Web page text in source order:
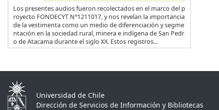
Los presentes audios fueron recolectados en el marco del p
royecto FONDECYT N°1211017, y nos revelan la importancia
de la vestimenta como un medio de diferenciación y segme
ntación en la sociedad rural, minera e indígena de San Pedr
o de Atacama durante el siglo XX. Estos registros...
Universidad de Chile
Dirección de Servicios de Información y Bibliotecas